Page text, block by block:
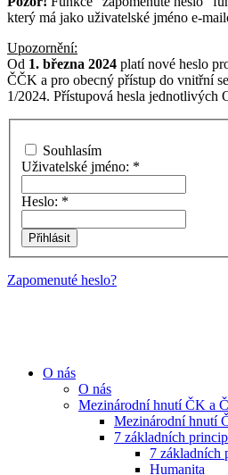
který má jako uživatelské jméno e-
Upozornění:
Od 1. března 2024 platí nové heslo
ČČK a pro obecný přístup do vnitřní
1/2024. Přístupová hesla jednotlivých
Souhlasím
Uživatelské jméno: *
Heslo: *
Zapomenuté heslo?
O nás
O nás
Mezinárodní hnutí ČK a
Mezinárodní hnutí
7 základních
7 základních
Humanita